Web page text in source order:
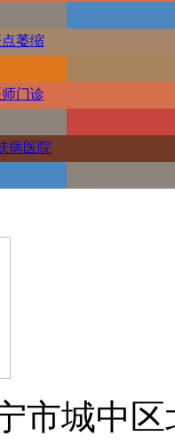
萎缩
门诊
病医院
市城中区